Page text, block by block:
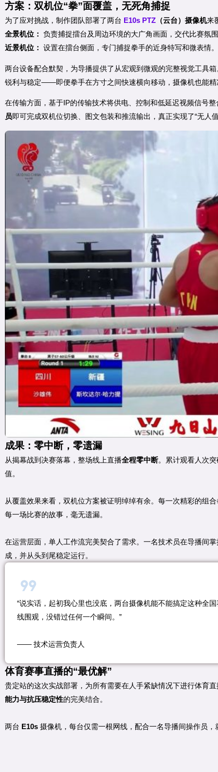
方案：双机位“拳”面覆盖，无死角捕捉
为了应对挑战，制作团队部署了两台 E10s PTZ （云台）摄像机来
全景机位： 负责捕捉擂台及周边环境的大广角画面，交代比赛氛
近景机位： 设置在擂台侧面，专门捕捉拳手的近身特写和微表情。
两台设备配合默契，为导播提供了从宏观到微观的完整视觉工具
锐利与稳定——即便拳手在方寸之间快速横向移动，摄像机也能
在传输方面，基于IP的传输技术将供电、控制和低延迟视频信号整
员即可完成双机位切换、图文包装和推流输出，真正实现了“无人
成果：零中断，零遗漏
从揭幕战到决赛落幕，整场线上直播全程零中断。累计观看人次
值。
从覆盖效果来看，双机位方案被证明绰绰有余。每一次精彩的组
每一场比赛的故事，毫无遗漏。
在运营层面，单人工作流完美契合了需求。一名技术员在导播间
成，并从头到尾稳定运行。
“说实话，起初我心里也没底，两台摄像机能不能搞定这种全
线围观，没错过任何一个瞬间。”
—— 技术运营负责人
体育赛事直播的“最优解”
贵定站的这次实战部署，为所有需要在人手紧缺情况下进行体育
能力与抗压稳定性的完美结合。
两台 E10s 摄像机，每台仅需一根网线，配合一名导播间操作员